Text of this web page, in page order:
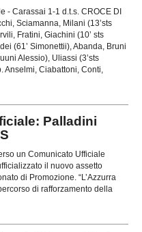
- Carassai 1-1 d.t.s. CROCE DI
Sciamanna, Milani (13’sts
Fratini, Giachini (10’ sts
(61’ Simonettii), Abanda, Bruni
Alessio), Uliassi (3’sts
Anselmi, Ciabattoni, Conti,
Palladini
un Comunicato Ufficiale
il nuovo assetto
di Promozione. “L’Azzurra
di rafforzamento della